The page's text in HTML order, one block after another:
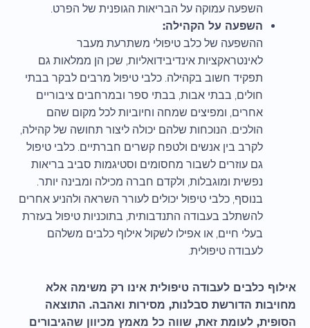
השפעה עמוקה על הבריאות הגופנית של הפרט.
השפעה על הקהילה:
ההשפעה של כלב טיפולי משתרעת מעבר
לאינטראקציות אינדיבידואליות, שכן הן ממלאות גם
תפקיד חשוב בקהילה. כלבי טיפול מרבים לבקר בבתי
חולים, בבתי אבות, בבתי ספר ובמרחבים ציבוריים
אחרים, ומפיצים שמחה וחיוביות לכל מקום שהם
הולכים. הנוכחות שלהם יכולה ליצור תחושה של קהילה,
לקרב בין אנשים ולטפח קשרים חברתיים. כלבי טיפול
גם עוזרים לשבור מחסומים וסטיגמות סביב בריאות
נפשית ומוגבלות, ולקדם חברה מכילה ומבינה יותר.
בנוסף, כלבי טיפול יכולים לעורר השראה ולהניע אחרים
להשתלב בעבודה התנדבותית, בתוכניות טיפול בעזרת
בעלי חיים, או אפילו לשקול אילוף כלבים משלהם
לעבודה טיפולית.
אילוף כלבים לעבודה טיפולית אינו רק משימה אלא
מחויבות הדורשת סבלנות, מסירות ואהבה. התוצאה
הסופית, לעומת זאת, שווה כל מאמץ מכיוון שהגיבורים